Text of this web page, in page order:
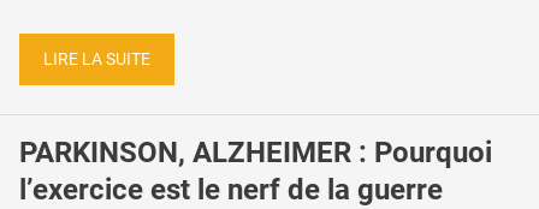
LIRE LA SUITE
PARKINSON, ALZHEIMER : Pourquoi
l’exercice est le nerf de la guerre